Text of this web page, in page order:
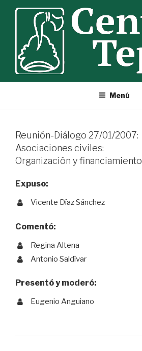
contenido
Menú
Reunión-Diálogo 27/01/2007:
Asociaciones civiles:
Organización y financiamiento
Expuso:
Vicente Díaz Sánchez
Comentó:
Regina Altena
Antonio Saldívar
Presentó y moderó:
Eugenio Anguiano